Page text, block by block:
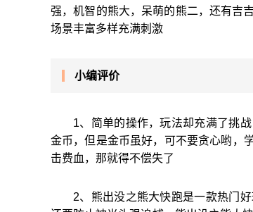
强，机智的熊大，呆萌的熊二，还有吉
场景丰富多样充满刺激
小编评价
1、简单的操作，玩法却充满了挑
金币，但是金币虽好，可不要贪心哟，
击费血，那就得不偿失了
2、熊出没之熊大快跑是一款热门